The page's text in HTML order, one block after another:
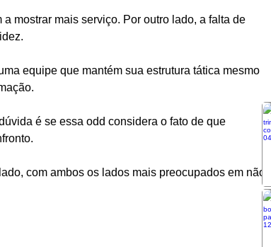
mostrar mais serviço. Por outro lado, a falta de
equipe que mantém sua estrutura tática mesmo
é se essa odd considera o fato de que
com ambos os lados mais preocupados em não